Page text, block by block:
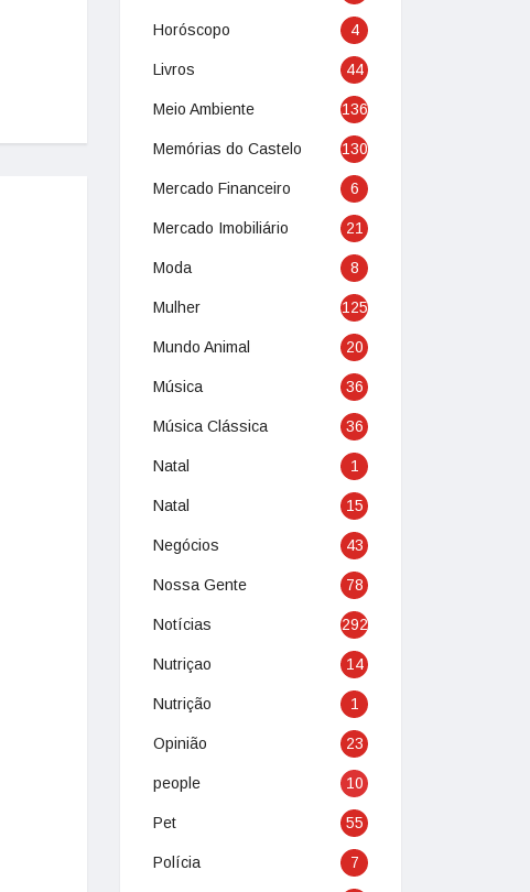
Horóscopo 4
Livros 44
Meio Ambiente 136
Memórias do Castelo 130
Mercado Financeiro 6
Mercado Imobiliário 21
Moda 8
Mulher 125
Mundo Animal 20
Música 36
Música Clássica 36
Natal 1
Natal 15
Negócios 43
Nossa Gente 78
Notícias 292
Nutriçao 14
Nutrição 1
Opinião 23
people 10
Pet 55
Polícia 7